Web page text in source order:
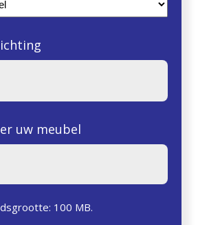
uw meubel
100 MB.